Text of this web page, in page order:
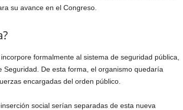
su avance en el Congreso.
formalmente al sistema de seguridad pública,
De esta forma, el organismo quedaría
encargadas del orden público.
social serían separadas de esta nueva